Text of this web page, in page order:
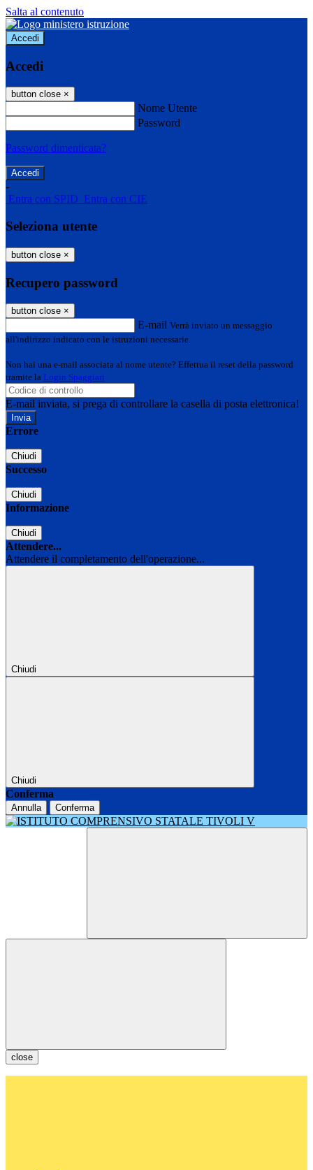
Salta al contenuto
Accedi
Accedi
button close ×
Nome Utente
Password
Password dimenticata?
-
Entra con SPID Entra con CIE
Seleziona utente
button close ×
Recupero password
button close ×
E-mail Verrà inviato un messaggio
all'indirizzo indicato con le istruzioni necessarie.
Non hai una e-mail associata al nome utente? Effettua il reset della password
tramite la Login Spaggiari
E-mail inviata, si prega di controllare la casella di posta elettronica!
Errore
Chiudi
Successo
Chiudi
Informazione
Chiudi
Attendere...
Attendere il completamento dell'operazione...
Chiudi
Chiudi
Conferma
Annulla Conferma
close